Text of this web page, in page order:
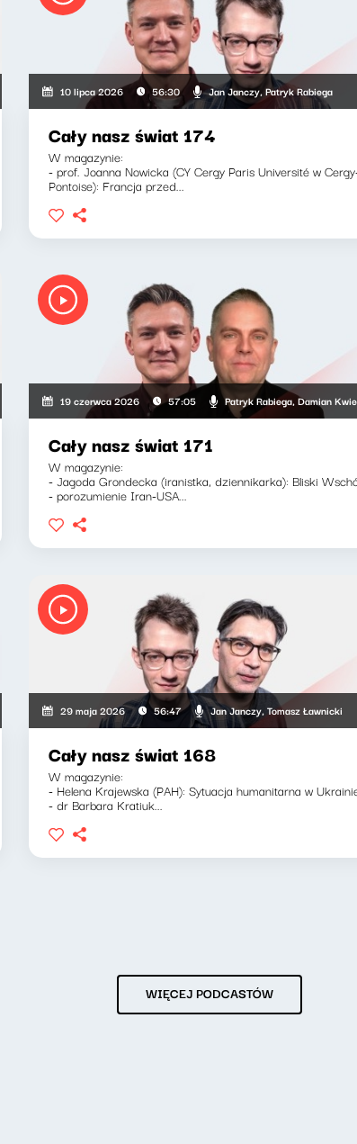
10 lipca 2026 56:30 Jan Janczy, Patryk Rabiega
Cały nasz świat 174
W magazynie:
- prof. Joanna Nowicka (CY Cergy Paris Université w
Pontoise): Francja przed...
19 czerwca 2026 57:05 Patryk Rabiega, Damian
Cały nasz świat 171
W magazynie:
- Jagoda Grondecka (iranistka, dziennikarka): Bliski
- porozumienie Iran-USA...
29 maja 2026 56:47 Jan Janczy, Tomasz Ławnicki
Cały nasz świat 168
W magazynie:
- Helena Krajewska (PAH): Sytuacja humanitarna w
- dr Barbara Kratiuk...
WIĘCEJ PODCASTÓW